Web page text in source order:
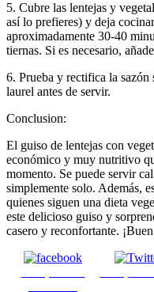
5. Cubre las lentejas y
así lo prefieres) y deja
aproximadamente 30-40
tiernas. Si es necesario,
6. Prueba y rectifica la sazón
laurel antes de servir.
Conclusion:
El guiso de lentejas con
económico y muy nutritivo
momento. Se puede servir
simplemente solo. Además,
quienes siguen una dieta
este delicioso guiso y
casero y reconfortante.